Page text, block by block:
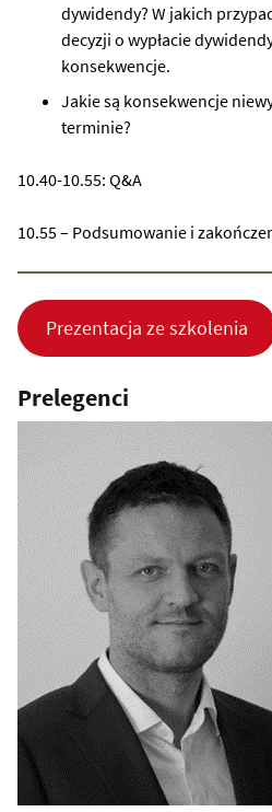
dywidendy? W jakich
decyzji o wypłacie
konsekwencje.
Jakie są konsekwencje
terminie?
10.40-10.55: Q&A
10.55 – Podsumowanie i
Prezentacja ze szkolenia
Prelegenci